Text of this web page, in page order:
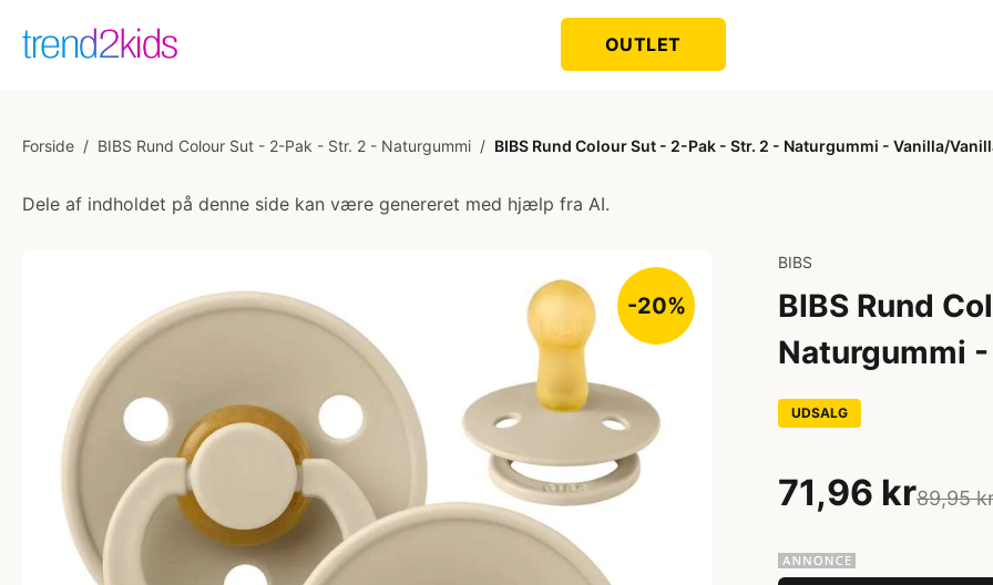
OUTLET
Forside / BIBS Rund Colour Sut - 2-Pak - Str. 2 - Naturgummi / BIBS Rund Colour Sut - 2-Pak - Str. 2 - Naturgummi - Vanilla/
Dele af indholdet på denne side kan være genereret med hjælp fra AI.
-20%
BIBS
BIBS Rund
Naturgummi
UDSALG
71,96 kr89,95